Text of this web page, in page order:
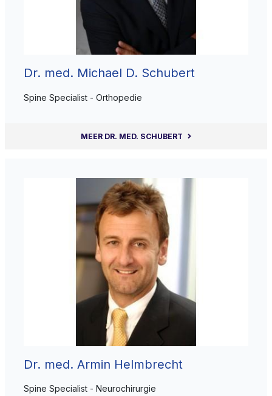
Dr. med. Michael D. Schubert
Spine Specialist - Orthopedie
MEER DR. MED. SCHUBERT
Dr. med. Armin Helmbrecht
Spine Specialist - Neurochirurgie